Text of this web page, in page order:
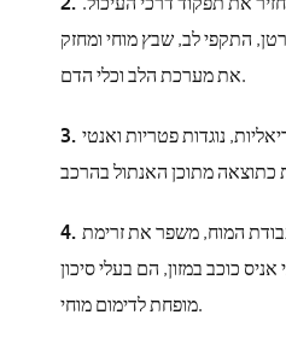
התקפי לב, שבץ מוחי ומחזק
את מערכת הלב וכלי הדם.
נוגדות פטריות ואנטי
המוח, משפר את זרימת
כוכב במזון, הם בעלי סיכון
מופחת לדימום מוחי.